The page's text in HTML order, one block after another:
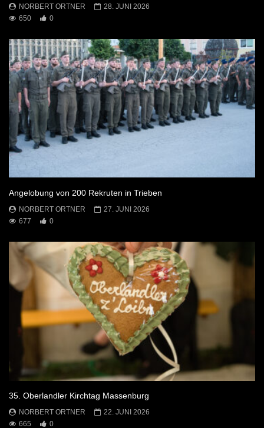
NORBERT ORTNER
28. JUNI 2026
650
0
Angelobung von 200 Rekruten in Trieben
NORBERT ORTNER
27. JUNI 2026
677
0
35. Oberlandler Kirchtag Massenburg
NORBERT ORTNER
22. JUNI 2026
665
0